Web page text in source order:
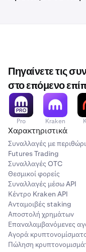
παράδειγμα είναι αν
Ethereum (ETH) στον
αποσύρετε το
(LTC).
Λύση
θέλετε να κάνετε
Πηγαίνετε τις
στο επόμενο
Pro Kraken
Χαρακτηριστικά
Συναλλαγές με
Futures Trading
Συναλλαγές OTC
Θεσμικοί φορείς
Συναλλαγές μέσω API
Κέντρο Kraken API
Ανταμοιβές staking
Αποστολή χρημάτων
Επαναλαμβανόμενες
Αγορά
Πώληση